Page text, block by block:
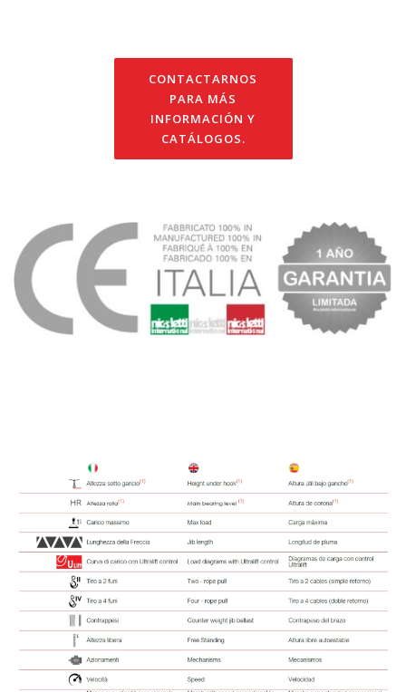
CONTACTARNOS
PARA MÁS
INFORMACIÓN Y
CATÁLOGOS.